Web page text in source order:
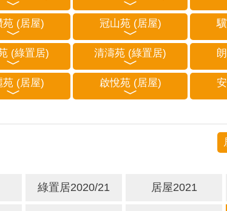
苑 (居屋) 冠山苑 (居屋)
(綠置居) 清濤苑 (綠置居)
苑 (居屋) 啟悅苑 (居屋)
綠置居2020/21 居屋2021